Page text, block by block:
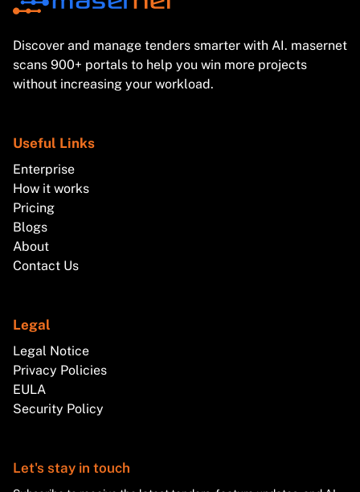
Discover and manage tenders smarter with AI. masernet
scans 900+ portals to help you win more projects
without increasing your workload.
Useful Links
Enterprise
How it works
Pricing
Blogs
About
Contact Us
Legal
Legal Notice
Privacy Policies
EULA
Security Policy
Let's stay in touch